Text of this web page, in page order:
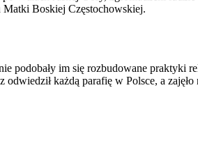
Matki Boskiej Częstochowskiej.
podobały im się rozbudowane
każdą parafię w Polsce, a